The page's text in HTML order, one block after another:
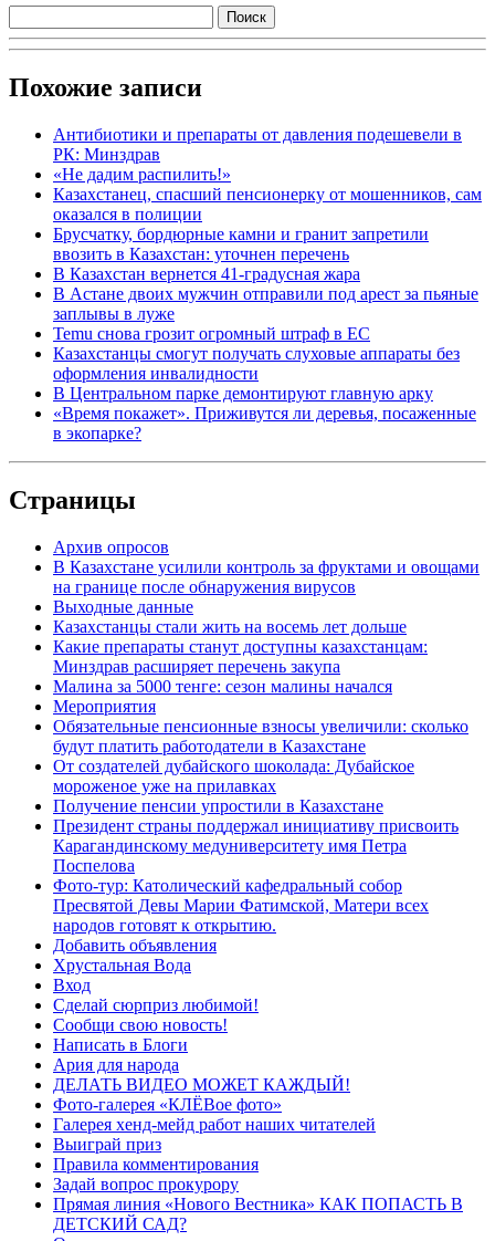
Похожие записи
Антибиотики и препараты от давления подешевели в
РК: Минздрав
«Не дадим распилить!»
Казахстанец, спасший пенсионерку от мошенников, сам
оказался в полиции
Брусчатку, бордюрные камни и гранит запретили
ввозить в Казахстан: уточнен перечень
В Казахстан вернется 41-градусная жара
В Астане двоих мужчин отправили под арест за пьяные
заплывы в луже
Temu снова грозит огромный штраф в ЕС
Казахстанцы смогут получать слуховые аппараты без
оформления инвалидности
В Центральном парке демонтируют главную арку
«Время покажет». Приживутся ли деревья, посаженные
в экопарке?
Страницы
Архив опросов
В Казахстане усилили контроль за фруктами и овощами
на границе после обнаружения вирусов
Выходные данные
Казахстанцы стали жить на восемь лет дольше
Какие препараты станут доступны казахстанцам:
Минздрав расширяет перечень закупа
Малина за 5000 тенге: сезон малины начался
Мероприятия
Обязательные пенсионные взносы увеличили: сколько
будут платить работодатели в Казахстане
От создателей дубайского шоколада: Дубайское
мороженое уже на прилавках
Получение пенсии упростили в Казахстане
Президент страны поддержал инициативу присвоить
Карагандинскому медуниверситету имя Петра
Поспелова
Фото-тур: Католический кафедральный собор
Пресвятой Девы Марии Фатимской, Матери всех
народов готовят к открытию.
Добавить объявления
Хрустальная Вода
Вход
Сделай сюрприз любимой!
Сообщи свою новость!
Написать в Блоги
Ария для народа
ДЕЛАТЬ ВИДЕО МОЖЕТ КАЖДЫЙ!
Фото-галерея «КЛЁВое фото»
Галерея хенд-мейд работ наших читателей
Выиграй приз
Правила комментирования
Задай вопрос прокурору
Прямая линия «Нового Вестника» КАК ПОПАСТЬ В
ДЕТСКИЙ САД?